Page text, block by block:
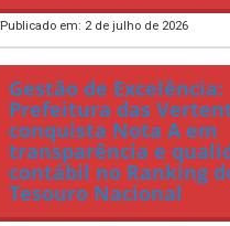
Publicado em: 2 de julho de 2026
Gestão de Excelência:
Prefeitura das
conquista Nota A em
transparência e
contábil no Ranking
Tesouro Nacional